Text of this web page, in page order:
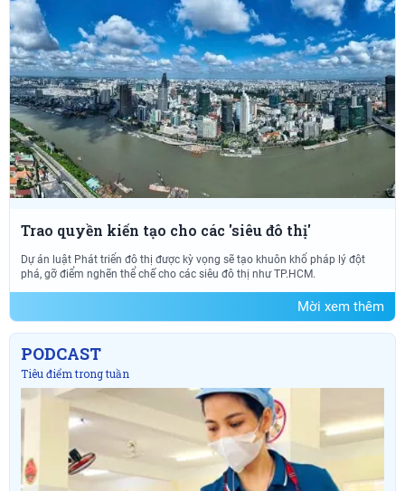
Trao quyền kiến tạo cho các 'siêu đô thị'
Dự án luật Phát triển đô thị được kỳ vọng sẽ tạo khuôn khổ pháp lý đột
phá, gỡ điểm nghẽn thể chế cho các siêu đô thị như TP.HCM.
Mời xem thêm
PODCAST
Tiêu điểm trong tuần